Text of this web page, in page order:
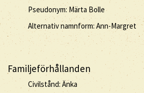
Pseudonym: Märta Bolle
Alternativ namnform: Ann-Margret
Familjeförhållanden
Civilstånd: Änka